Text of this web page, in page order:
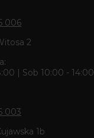
006
2
| Sob 10:00 - 14:00
003
1b